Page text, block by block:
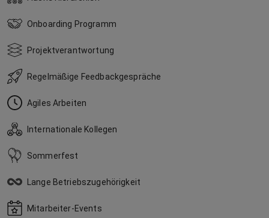
Onboarding Programm
Projektverantwortung
Regelmäßige Feedbackgespräche
Agiles Arbeiten
Internationale Kollegen
Sommerfest
Lange Betriebszugehörigkeit
Mitarbeiter-Events